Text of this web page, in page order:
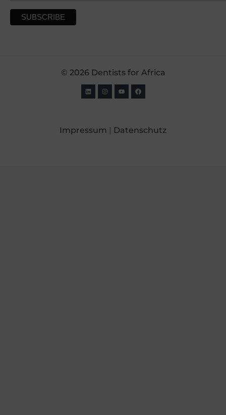
© 2026 Dentists for Africa
Impressum Datenschutz